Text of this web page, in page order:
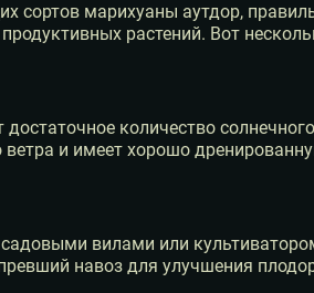
сортов марихуаны аутдор,
растений. Вот
количество
и имеет хорошо
вилами или
навоз для улучшения